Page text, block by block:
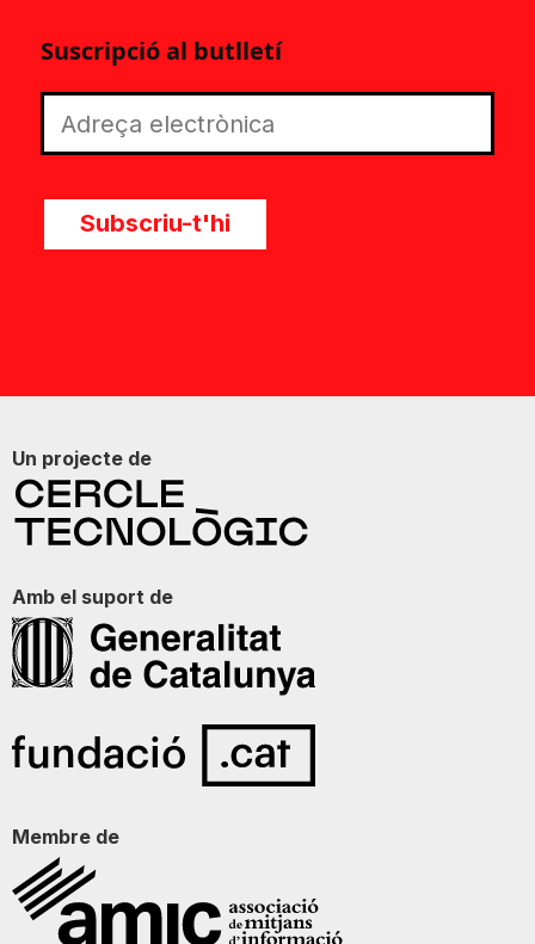
Suscripció al butlletí
Subscriu-t'hi
Un projecte de
Amb el suport de
Membre de